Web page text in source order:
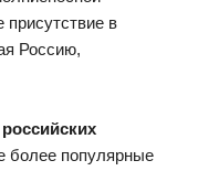
присутствие в
Россию,
российских
более популярные